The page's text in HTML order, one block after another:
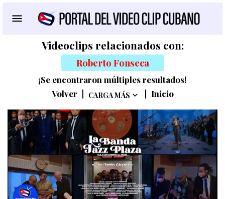
Videoclips relacionados con:
Roberto Fonseca
¡Se encontraron múltiples resultados!
Volver
CARGA MÁS Inicio